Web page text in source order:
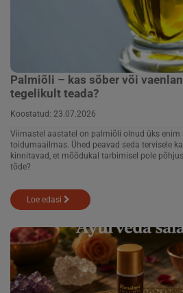
Palmiõli – kas sõber või
tegelikult teada?
Koostatud: 23.07.2026
Viimastel aastatel on palmiõli olnud üks enim
toidumaailmas. Ühed peavad seda tervisele
kinnitavad, et mõõdukal tarbimisel pole
tõde?
Loe edasi